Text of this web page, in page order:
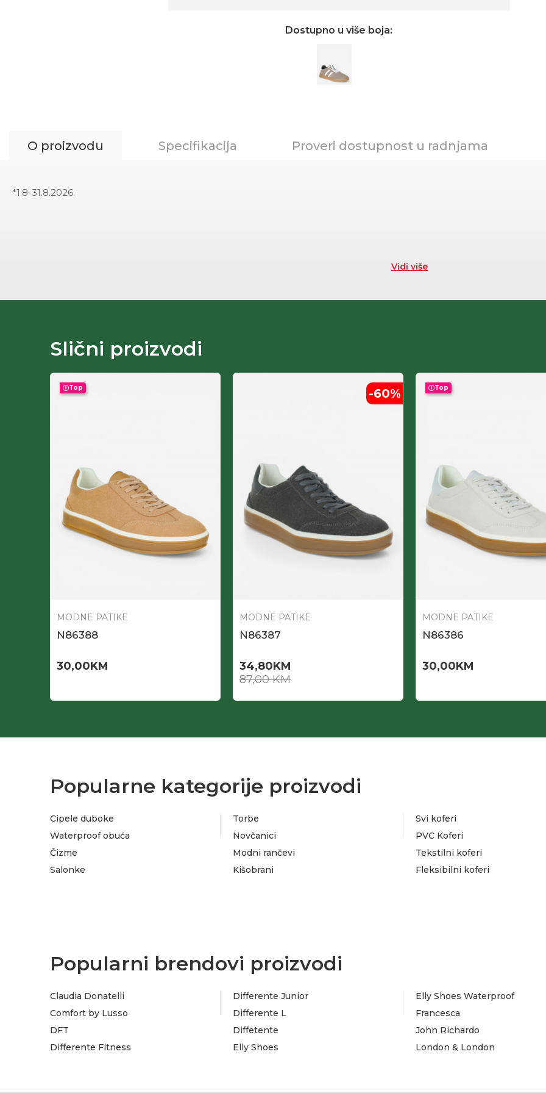
Dostupno u više boja:
O proizvodu Specifikacija Proveri dostupnost u radnjama
*1.8-31.8.2026.
Vidi više
Slični proizvodi
Top
MODNE PATIKE
N86388
30,00KM
-60%
MODNE PATIKE
N86387
34,80KM
87,00KM
Top
MODNE PATIKE
N86386
30,00KM
Popularne kategorije proizvodi
Cipele duboke
Waterproof obuća
Čizme
Salonke
Torbe
Novčanici
Modni rančevi
Kišobrani
Svi koferi
PVC Koferi
Tekstilni koferi
Fleksibilni koferi
Popularni brendovi proizvodi
Claudia Donatelli
Comfort by Lusso
DFT
Differente Fitness
Differente Junior
Differente L
Diffetente
Elly Shoes
Elly Shoes Waterproof
Francesca
John Richardo
London & London